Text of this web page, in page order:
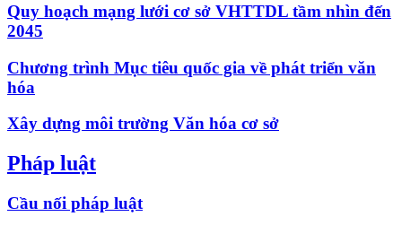
Quy hoạch mạng lưới cơ sở VHTTDL tầm nhìn đến
2045
Chương trình Mục tiêu quốc gia về phát triển văn
hóa
Xây dựng môi trường Văn hóa cơ sở
Pháp luật
Cầu nối pháp luật